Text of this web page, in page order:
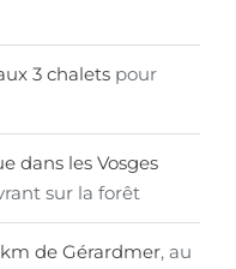
3 chalets pour
dans les Vosges
sur la forêt
de Gérardmer, au